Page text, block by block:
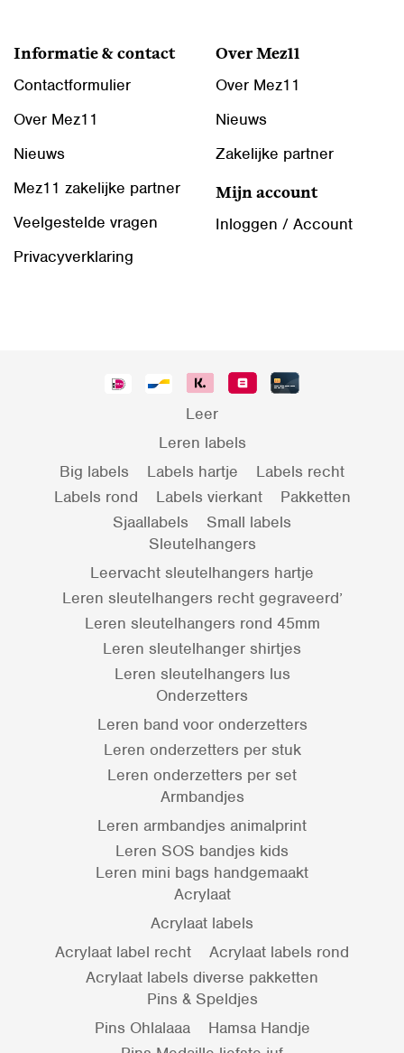
Informatie & contact
Contactformulier
Over Mez11
Nieuws
Mez11 zakelijke partner
Veelgestelde vragen
Privacyverklaring
Over Mez11
Over Mez11
Nieuws
Zakelijke partner
Mijn account
Inloggen / Account
Leer
Leren labels
Big labels
Labels hartje
Labels recht
Labels rond
Labels vierkant
Pakketten
Sjaallabels
Small labels
Sleutelhangers
Leervacht sleutelhangers hartje
Leren sleutelhangers recht gegraveerd’
Leren sleutelhangers rond 45mm
Leren sleutelhanger shirtjes
Leren sleutelhangers lus
Onderzetters
Leren band voor onderzetters
Leren onderzetters per stuk
Leren onderzetters per set
Armbandjes
Leren armbandjes animalprint
Leren SOS bandjes kids
Leren mini bags handgemaakt
Acrylaat
Acrylaat labels
Acrylaat label recht
Acrylaat labels rond
Acrylaat labels diverse pakketten
Pins & Speldjes
Pins Ohlalaaa
Hamsa Handje